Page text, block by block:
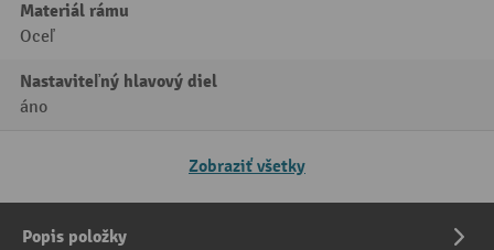
Materiál rámu
Oceľ
Nastaviteľný hlavový diel
áno
Zobraziť všetky
Popis položky